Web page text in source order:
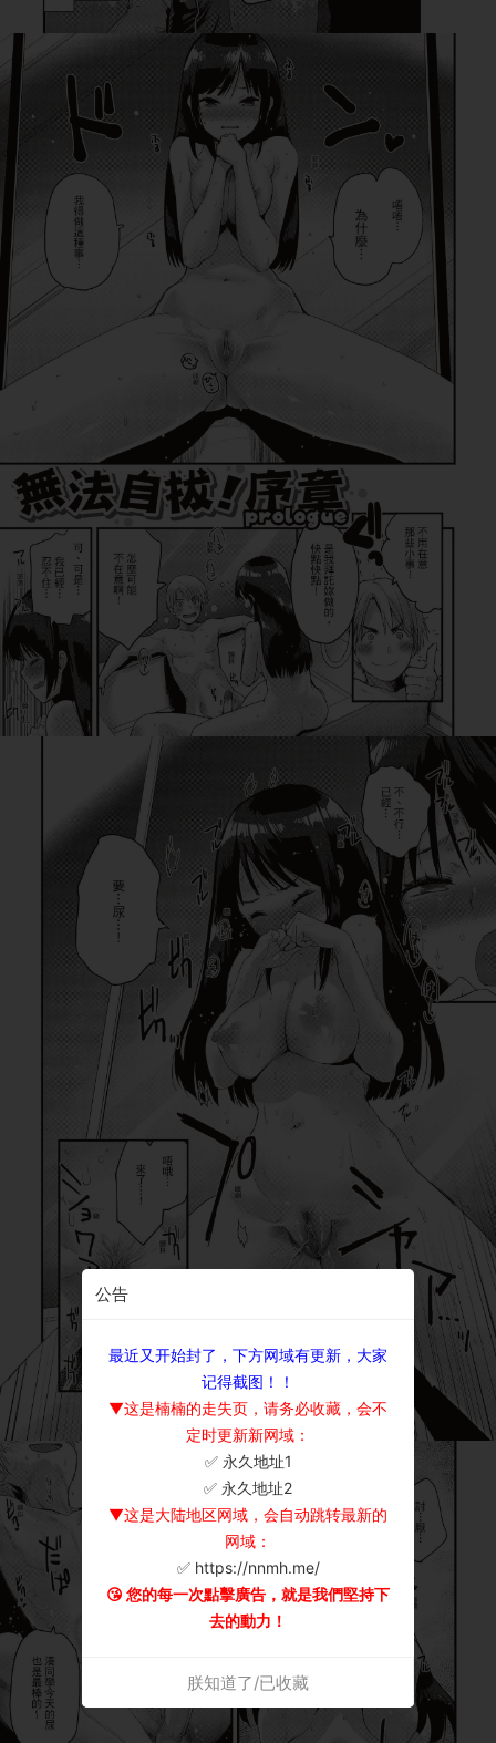
公告
最近又开始封了，下方网域有更新，大家
记得截图！！
▼这是楠楠的走失页，请务必收藏，会不
定时更新新网域：
✅ 永久地址1
✅ 永久地址2
▼这是大陆地区网域，会自动跳转最新的
网域：
✅ https://nnmh.me/
😘 您的每一次點擊廣告，就是我們堅持下
去的動力！
朕知道了/已收藏